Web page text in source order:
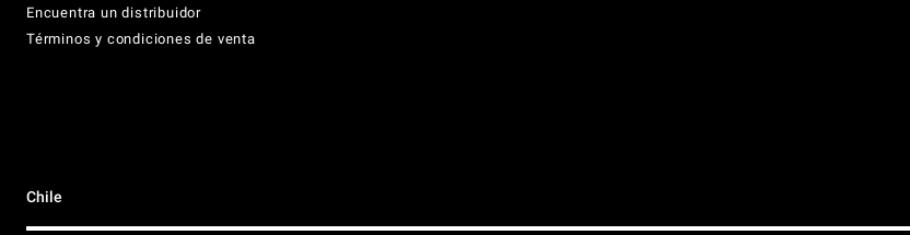
Encuentra un distribuidor
Términos y condiciones de venta
Chile